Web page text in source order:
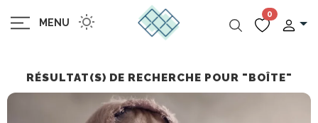
MENU
0
RÉSULTAT(S) DE RECHERCHE POUR "BOÎTE"